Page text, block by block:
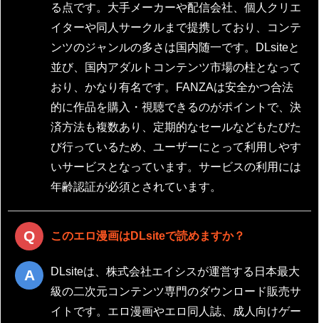
る点です。大手メーカーや配信会社、個人クリエ
イターや同人サークルまで提携しており、コンテ
ンツのジャンルの多さは国内随一です。DLsiteと
並び、国内アダルトコンテンツ市場の柱となって
おり、かなり有名です。FANZAは安全かつ合法
的に作品を購入・視聴できるのがポイントで、決
済方法も複数あり、定期的なセールなどもたびた
び行っているため、ユーザーにとって利用しやす
いサービスとなっています。サービスの利用には
年齢認証が必須とされています。
このエロ漫画はDLsiteで読めますか？
DLsiteは、株式会社エイシスが運営する日本最大
級の二次元コンテンツ専門のダウンロード販売サ
イトです。エロ漫画やエロ同人誌、成人向けゲー